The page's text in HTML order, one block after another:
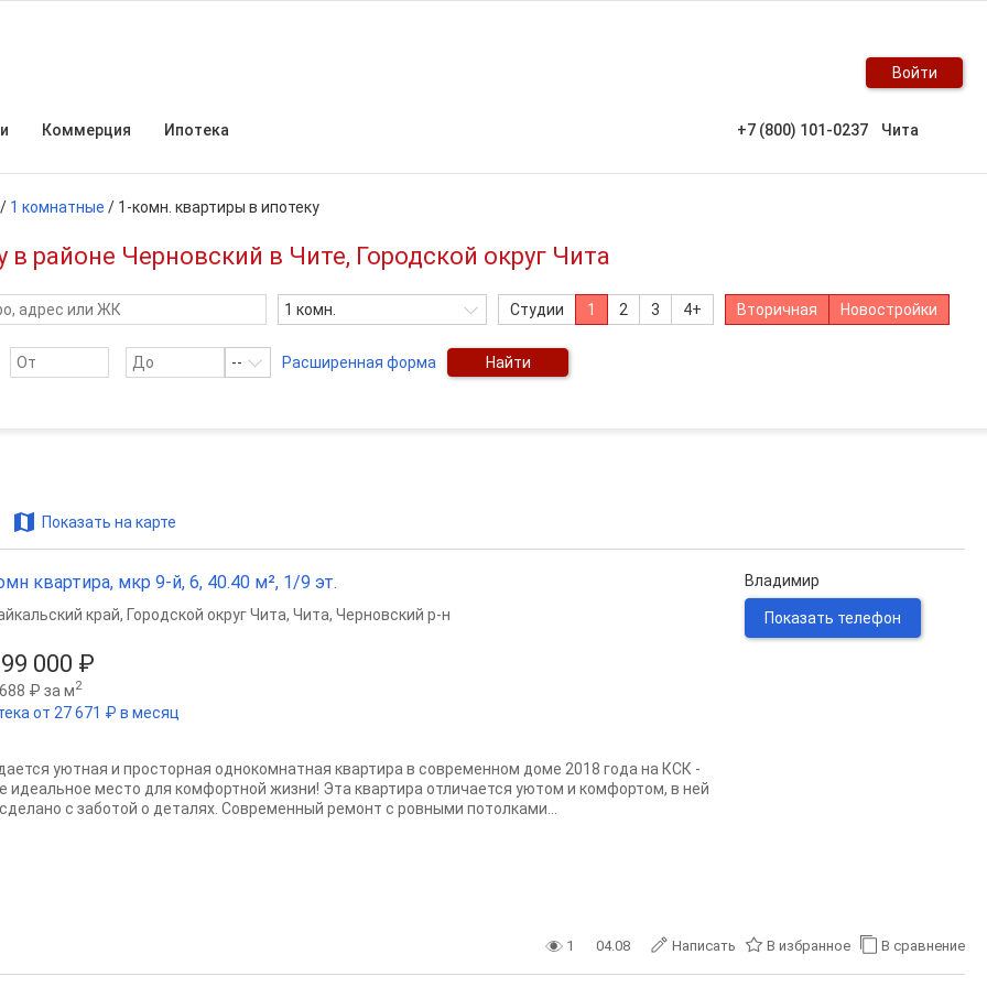
Войти
Коммерция Ипотека +7 (800) 101-0237 Чита
/ 1 комнатные / 1-комн. квартиры в ипотеку
районе Черновский в Чите, Городской округ Чита
1 комн. Студии 1 2 3 4+ Вторичная Новостройки
-- Расширенная форма Найти
Показать на карте
квартира, мкр 9-й, 6, 40.40 м², 1/9 эт.
000 ₽
₽ за м2
от 27 671 ₽ в месяц
край, Городской округ Чита, Чита, Черновский р-н
уютная и просторная однокомнатная квартира в современном доме 2018 года на КСК -
идеальное место для комфортной жизни! Эта квартира отличается уютом и комфортом, в ней
с заботой о деталях. Современный ремонт с ровными потолками...
Владимир
Показать телефон
1 04.08 Написать В избранное В сравнение